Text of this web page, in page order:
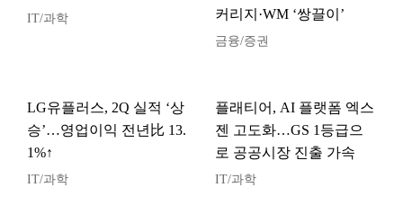
IT/과학
커리지·WM ‘쌍끌이’
금융/증권
LG유플러스, 2Q 실적 ‘상
승’…영업이익 전년比 13.
1%↑
IT/과학
플래티어, AI 플랫폼 엑스
젠 고도화…GS 1등급으
로 공공시장 진출 가속
IT/과학